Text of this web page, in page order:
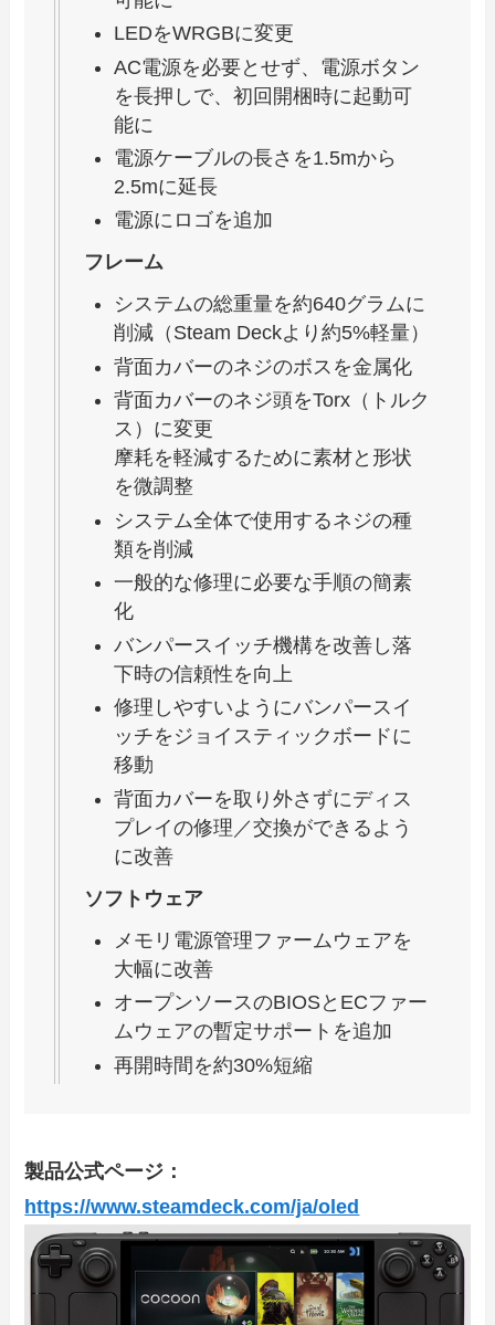
LEDをWRGBに変更
AC電源を必要とせず、電源ボタン
を長押しで、初回開梱時に起動可
能に
電源ケーブルの長さを1.5mから
2.5mに延長
電源にロゴを追加
フレーム
システムの総重量を約640グラムに
削減（Steam Deckより約5%軽量）
背面カバーのネジのボスを金属化
背面カバーのネジ頭をTorx（トルク
ス）に変更
摩耗を軽減するために素材と形状
を微調整
システム全体で使用するネジの種
類を削減
一般的な修理に必要な手順の簡素
化
バンパースイッチ機構を改善し落
下時の信頼性を向上
修理しやすいようにバンパースイ
ッチをジョイスティックボードに
移動
背面カバーを取り外さずにディス
プレイの修理／交換ができるよう
に改善
ソフトウェア
メモリ電源管理ファームウェアを
大幅に改善
オープンソースのBIOSとECファー
ムウェアの暫定サポートを追加
再開時間を約30%短縮
製品公式ページ：
https://www.steamdeck.com/ja/oled